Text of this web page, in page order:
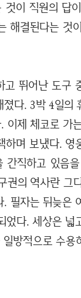
이 직원의 답
해결된다는 것
뛰어난 도구
다. 3박 4일의
이제 체코로 가
며 보냈다. 영
간직하고 있음
의 역사란 그
필자는 뒤늦은
었다. 세상은 넓
방적으로 수